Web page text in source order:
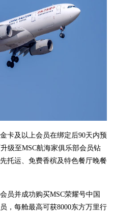
卡及以上会员在绑定后90天内预
级至MSC航海家俱乐部会员钻
托运、免费香槟及特色餐厅晚餐
员并成功购买MSC荣耀号中国
，每舱最高可获8000东方万里行